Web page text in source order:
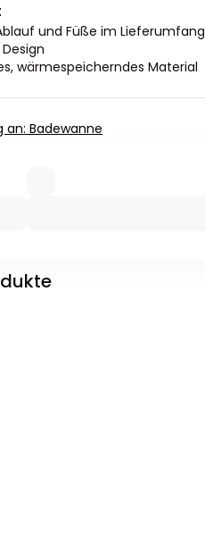
und Füße im Lieferumfang
wärmespeicherndes Material
an: Badewanne